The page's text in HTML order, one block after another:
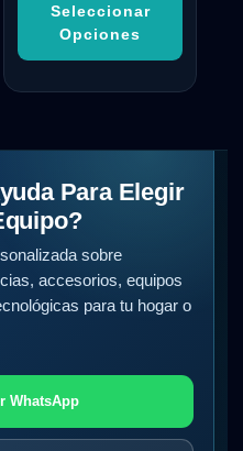
Seleccionar
Opciones
Para Elegir
sobre
accesorios, equipos
para tu hogar o
WhatsApp